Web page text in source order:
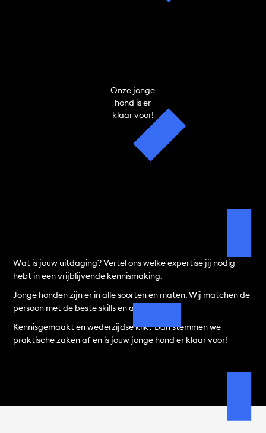
Onze jonge
hond is er
klaar voor!
Wat is jouw uitdaging? Vertel ons welke expertise jij nodig
hebt in een vrijblijvende kennismaking.
Jonge honden zijn er in alle soorten en maten. Wij matchen de
persoon met de beste skills en achtergrond.
Kennisgemaakt en wederzijdse klik? Dan stemmen we
praktische zaken af en is jouw jonge hond er klaar voor!